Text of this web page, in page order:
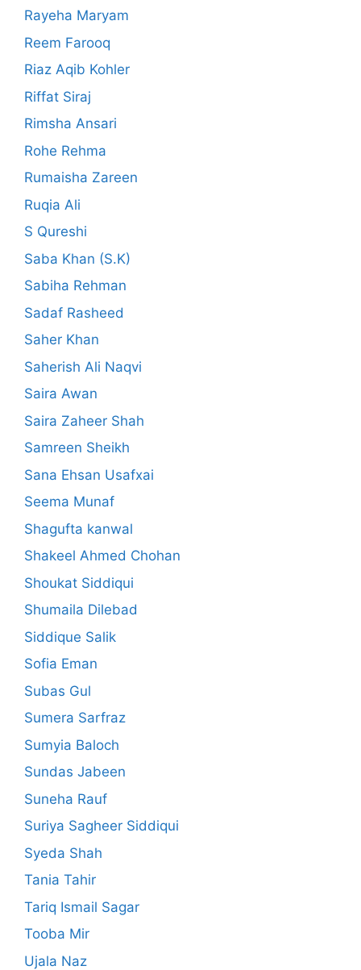
Rayeha Maryam
Reem Farooq
Riaz Aqib Kohler
Riffat Siraj
Rimsha Ansari
Rohe Rehma
Rumaisha Zareen
Ruqia Ali
S Qureshi
Saba Khan (S.K)
Sabiha Rehman
Sadaf Rasheed
Saher Khan
Saherish Ali Naqvi
Saira Awan
Saira Zaheer Shah
Samreen Sheikh
Sana Ehsan Usafxai
Seema Munaf
Shagufta kanwal
Shakeel Ahmed Chohan
Shoukat Siddiqui
Shumaila Dilebad
Siddique Salik
Sofia Eman
Subas Gul
Sumera Sarfraz
Sumyia Baloch
Sundas Jabeen
Suneha Rauf
Suriya Sagheer Siddiqui
Syeda Shah
Tania Tahir
Tariq Ismail Sagar
Tooba Mir
Ujala Naz